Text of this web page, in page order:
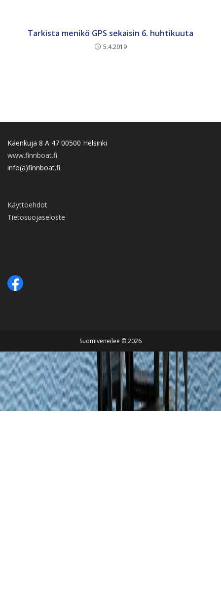
Tarkista menikö GPS sekaisin 6. huhtikuuta
5.4.2019
Käenkuja 8 A 47 00500 Helsinki
www.finnboat.fi
info(a)finnboat.fi
Käyttöehdot
Tietosuojaseloste
Suomiveneilee © 2026